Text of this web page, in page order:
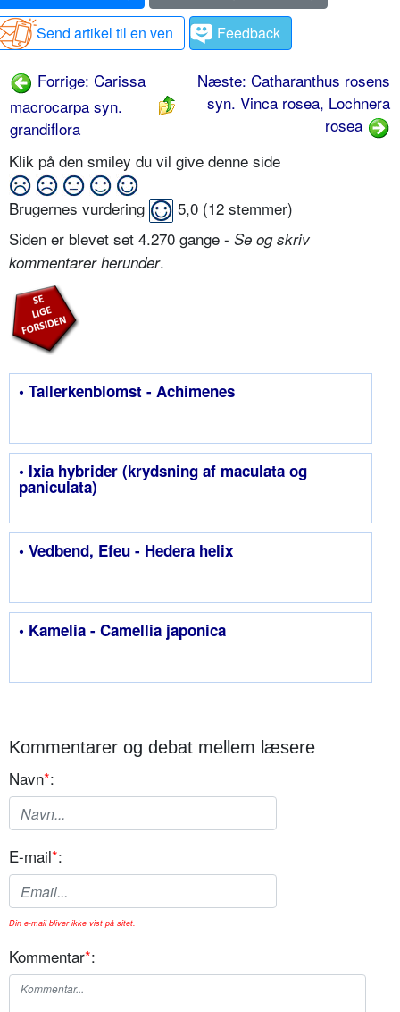
Send artikel til en ven
Feedback
Forrige: Carissa
macrocarpa syn.
grandiflora
Næste: Catharanthus rosens
syn. Vinca rosea, Lochnera
rosea
Klik på den smiley du vil give denne side
Brugernes vurdering 5,0 (12 stemmer)
Siden er blevet set 4.270 gange - Se og skriv
kommentarer herunder.
• Tallerkenblomst - Achimenes
• Ixia hybrider (krydsning af maculata og
paniculata)
• Vedbend, Efeu - Hedera helix
• Kamelia - Camellia japonica
Kommentarer og debat mellem læsere
Navn*:
E-mail*:
Din e-mail bliver ikke vist på sitet.
Kommentar*: